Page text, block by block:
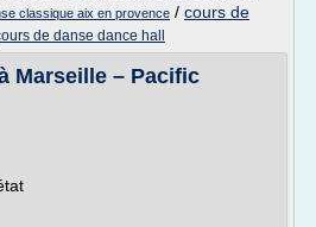
classique aix en provence / cours de
de danse dance hall
Marseille – Pacific